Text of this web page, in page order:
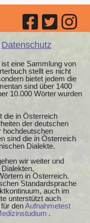
Datenschutz
ist eine Sammlung von
stellt es nicht
bietet jedem die
sind über 1400
10.000 Wörter wurden
die in Österreich
der deutschen
hochdeutschen
sind die in Österreich
Dialekte.
wir weiter und
in Österreich.
Standardsprache
auch im
unterstützt auch
denAufnahmetest
.